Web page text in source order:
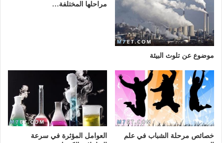
موضوع عن تلوث البيئة
مراحلها المختلفة…
خصائص مرحلة الشباب في علم
العوامل المؤثرة في سرعة